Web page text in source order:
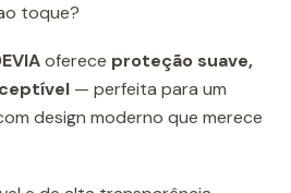
toque?
oferece proteção suave,
— perfeita para um
design moderno que merece